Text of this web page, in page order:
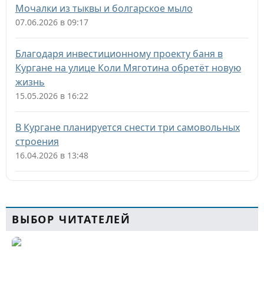
Мочалки из тыквы и болгарское мыло
07.06.2026 в 09:17
Благодаря инвестиционному проекту баня в
Кургане на улице Коли Мяготина обретёт новую
жизнь
15.05.2026 в 16:22
В Кургане планируется снести три самовольных
строения
16.04.2026 в 13:48
ВЫБОР ЧИТАТЕЛЕЙ